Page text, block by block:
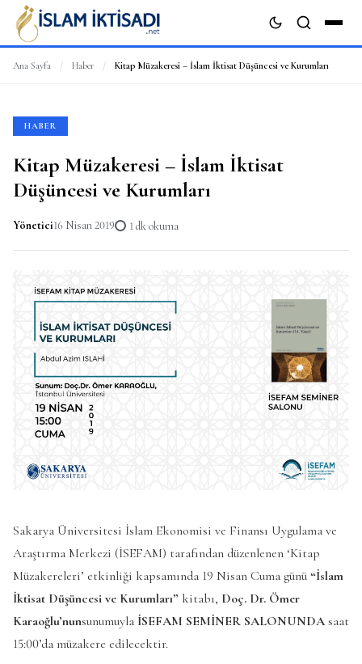
Ana Sayfa / Haber / Kitap Müzakeresi – İslam İktisat Düşüncesi ve Kurumları
HABER
Kitap Müzakeresi – İslam İktisat
Düşüncesi ve Kurumları
Yönetici16 Nisan 2019 1 dk okuma
Sakarya Üniversitesi İslam Ekonomisi ve Finansı Uygulama ve
Araştırma Merkezi (İSEFAM) tarafından düzenlenen ‘Kitap
Müzakereleri’ etkinliği kapsamında 19 Nisan Cuma günü “İslam
İktisat Düşüncesi ve Kurumları” kitabı, Doç. Dr. Ömer
Karaoğlu’nunsunumuyla İSEFAM SEMİNER SALONUNDAsaat
15:00’da müzakere edilecektir.